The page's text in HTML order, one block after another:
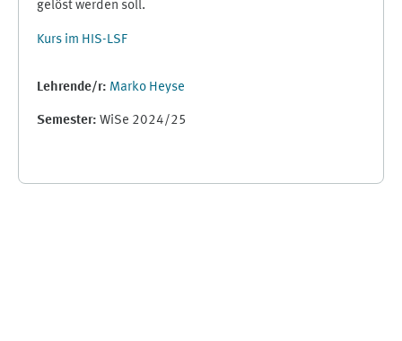
gelöst werden soll.
Kurs im HIS-LSF
Lehrende/r: Marko Heyse
Semester: WiSe 2024/25